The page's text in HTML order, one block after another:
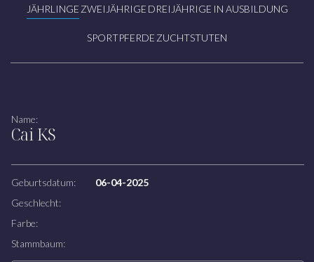
Zweijährige
WETTKAMPF
Unser Team
JÄHRLINGE ZWEIJÄHRIGE DREIJÄHRIGE IN AUSBILDUNG
SPORTPFERDE ZUCHTSTUTEN
Name:
Cai KS
Geburtsdatum:
06-04-2025
Geschlecht:
Farbe:
Stammbaum: